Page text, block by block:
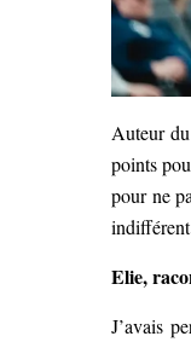
Auteur
points
pour ne
Elie,
J’avais